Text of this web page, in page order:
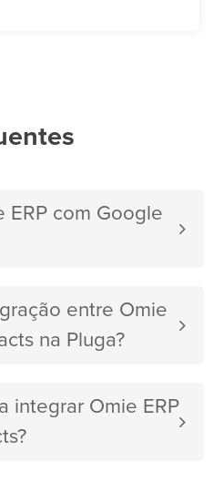
ERP com Google
entre Omie
na Pluga?
integrar Omie ERP